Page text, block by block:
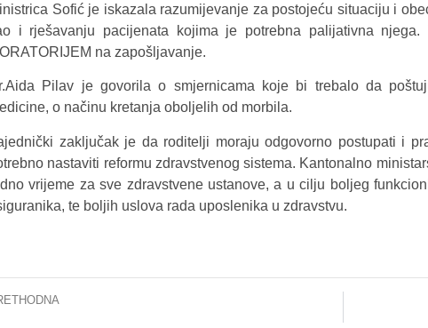
Sofić je iskazala razumijevanje za postojeću situaciju i
i rješavanju pacijenata kojima je potrebna palijativna
na zapošljavanje.
Pilav je govorila o smjernicama koje bi trebalo da
o načinu kretanja oboljelih od morbila.
zaključak je da roditelji moraju odgovorno postupati i
nastaviti reformu zdravstvenog sistema. Kantonalno
vrijeme za sve zdravstvene ustanove, a u cilju boljeg
te boljih uslova rada uposlenika u zdravstvu.